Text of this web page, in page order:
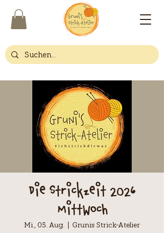
Die Strickzeit 2026
Mittwoch
Mi., 05. Aug.
  |
Grunis Strick-Atelier